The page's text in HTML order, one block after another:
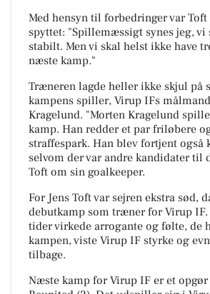
Med hensyn til forbedringer var
spyttet: "Spillemæssigt synes jeg,
stabilt. Men vi skal helst ikke have
næste kamp."
Træneren lagde heller ikke skjul på
kampens spiller, Virup IFs
Kragelund. "Morten Kragelund
kamp. Han redder et par friløbere
straffespark. Han blev fortjent også
selvom der var andre kandidater til
Toft om sin goalkeeper.
For Jens Toft var sejren ekstra sød,
debutkamp som træner for Virup
tider virkede arrogante og følte, de
kampen, viste Virup IF styrke og
tilbage.
Næste kamp for Virup IF er et opgør